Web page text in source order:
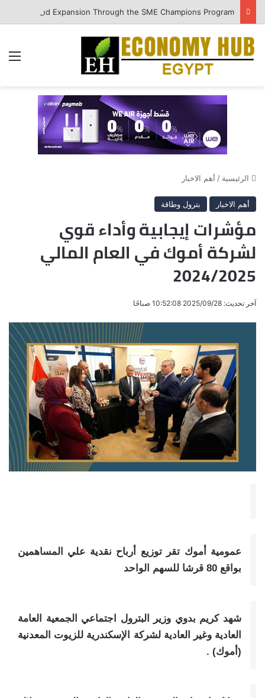
الرئيسية / أهم الاخبار
أهم الاخبار بترول وطاقة
مؤشرات إيجابية وأداء قوي
لشركة أموك في العام المالي
2024/2025
آخر تحديث: 2025/09/28 10:52:08 صباحًا
عمومية أموك تقر توزيع أرباح نقدية علي المساهمين
بواقع 80 قرشا للسهم الواحد
شهد كريم بدوي وزير البترول اجتماعي الجمعية العامة
العادية وغير العادية لشركة الإسكندرية للزيوت المعدنية
(أموك) .